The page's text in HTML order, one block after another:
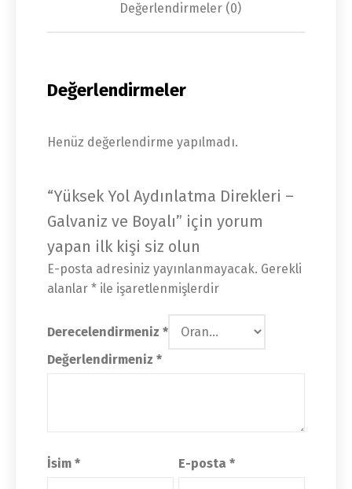
Değerlendirmeler (0)
Değerlendirmeler
Henüz değerlendirme yapılmadı.
“Yüksek Yol Aydınlatma Direkleri –
Galvaniz ve Boyalı” için yorum
yapan ilk kişi siz olun
E-posta adresiniz yayınlanmayacak. Gerekli
alanlar * ile işaretlenmişlerdir
Derecelendirmeniz *
Değerlendirmeniz *
İsim * E-posta*